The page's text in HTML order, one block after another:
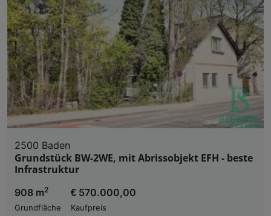
2500 Baden
Grundstück BW-2WE, mit Abrissobjekt EFH - beste
Infrastruktur
908 m2
Grundfläche
€ 570.000,00
Kaufpreis